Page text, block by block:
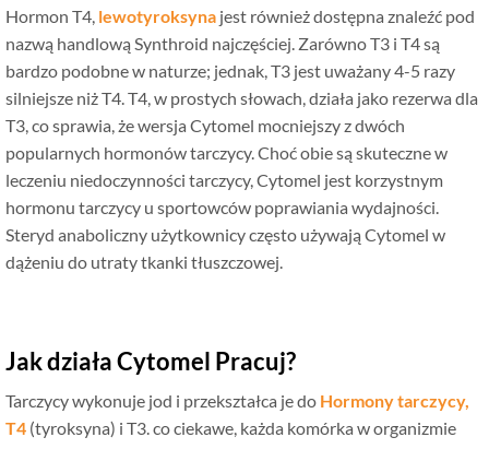
Hormon T4, lewotyroksyna jest również dostępna znaleźć pod
nazwą handlową Synthroid najczęściej. Zarówno T3 i T4 są
bardzo podobne w naturze; jednak, T3 jest uważany 4-5 razy
silniejsze niż T4. T4, w prostych słowach, działa jako rezerwa dla
T3, co sprawia, że ​​wersja Cytomel mocniejszy z dwóch
popularnych hormonów tarczycy. Choć obie są skuteczne w
leczeniu niedoczynności tarczycy, Cytomel jest korzystnym
hormonu tarczycy u sportowców poprawiania wydajności.
Steryd anaboliczny użytkownicy często używają Cytomel w
dążeniu do utraty tkanki tłuszczowej.
Jak działa Cytomel Pracuj?
Tarczycy wykonuje jod i przekształca je do Hormony tarczycy,
T4 (tyroksyna) i T3. co ciekawe, każda komórka w organizmie